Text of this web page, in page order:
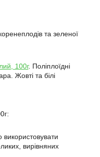
та зеленої
100г. Поліплоїдні
Жовті та білі
використовувати
вирівняних